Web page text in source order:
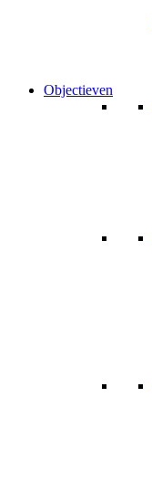
Objectieven